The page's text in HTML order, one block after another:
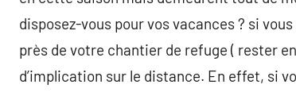
disposez-vous pour vos vacances ? si
près de votre chantier de refuge ( rester
d’implication sur le distance. En effet, si